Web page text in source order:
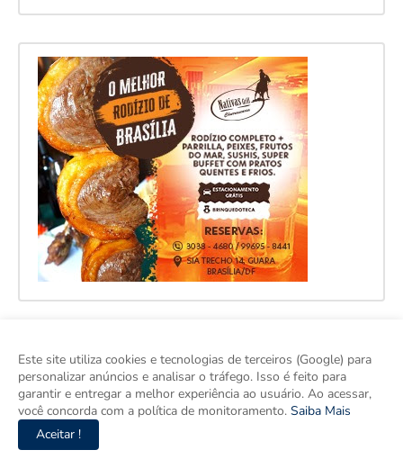
Este site utiliza cookies e tecnologias de terceiros (Google) para
personalizar anúncios e analisar o tráfego. Isso é feito para
garantir e entregar a melhor experiência ao usuário. Ao acessar,
você concorda com a política de monitoramento. Saiba Mais
Aceitar !